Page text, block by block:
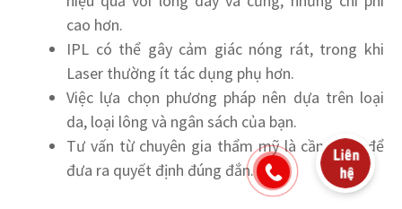
cao hơn.
IPL có thể gây cảm giác nóng rát, trong khi
Laser thường ít tác dụng phụ hơn.
Việc lựa chọn phương pháp nên dựa trên loại
da, loại lông và ngân sách của bạn.
Tư vấn từ chuyên gia thẩm mỹ là cần thiết để
đưa ra quyết định đúng đắn.